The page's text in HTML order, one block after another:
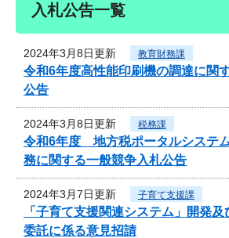
入札公告一覧
2024年3月8日更新 教育財務課
令和6年度高性能印刷機の調達に関
公告
2024年3月8日更新 税務課
令和6年度 地方税ポータルシステ
務に関する一般競争入札公告
2024年3月7日更新 子育て支援課
「子育て支援関連システム」開発
委託に係る意見招請